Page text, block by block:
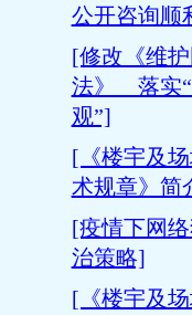
公开咨询顺
[修改《维
法》 落实“
观”]
[《楼宇及
术规章》简
[疫情下网
治策略]
[《楼宇及